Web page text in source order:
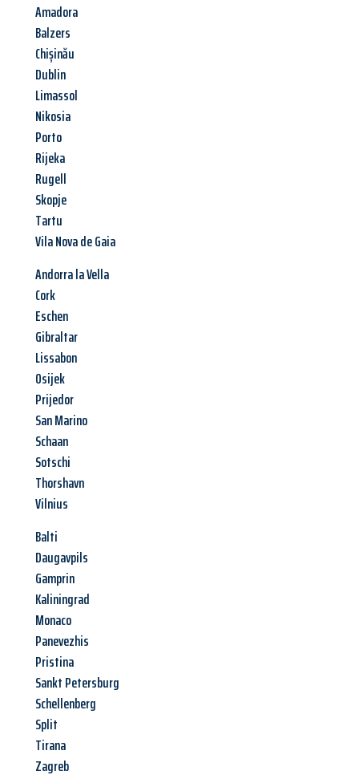
Amadora
Balzers
Chișinău
Dublin
Limassol
Nikosia
Porto
Rijeka
Rugell
Skopje
Tartu
Vila Nova de Gaia
Andorra la Vella
Cork
Eschen
Gibraltar
Lissabon
Osijek
Prijedor
San Marino
Schaan
Sotschi
Thorshavn
Vilnius
Balti
Daugavpils
Gamprin
Kaliningrad
Monaco
Panevezhis
Pristina
Sankt Petersburg
Schellenberg
Split
Tirana
Zagreb